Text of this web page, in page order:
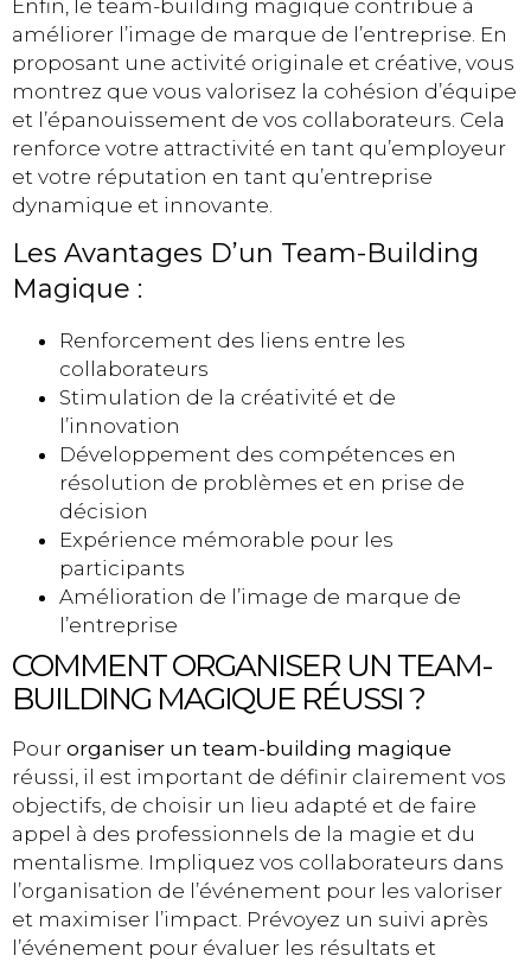
Enfin, le team-building magique contribue à
améliorer l’image de marque de l’entreprise. En
proposant une activité originale et créative, vous
montrez que vous valorisez la cohésion d’équipe
et l’épanouissement de vos collaborateurs. Cela
renforce votre attractivité en tant qu’employeur
et votre réputation en tant qu’entreprise
dynamique et innovante.
Les Avantages D’un Team-Building
Magique :
Renforcement des liens entre les
collaborateurs
Stimulation de la créativité et de
l’innovation
Développement des compétences en
résolution de problèmes et en prise de
décision
Expérience mémorable pour les
participants
Amélioration de l’image de marque de
l’entreprise
COMMENT ORGANISER UN TEAM-
BUILDING MAGIQUE RÉUSSI ?
Pour organiser un team-building magique
réussi, il est important de définir clairement vos
objectifs, de choisir un lieu adapté et de faire
appel à des professionnels de la magie et du
mentalisme. Impliquez vos collaborateurs dans
l’organisation de l’événement pour les valoriser
et maximiser l’impact. Prévoyez un suivi après
l’événement pour évaluer les résultats et